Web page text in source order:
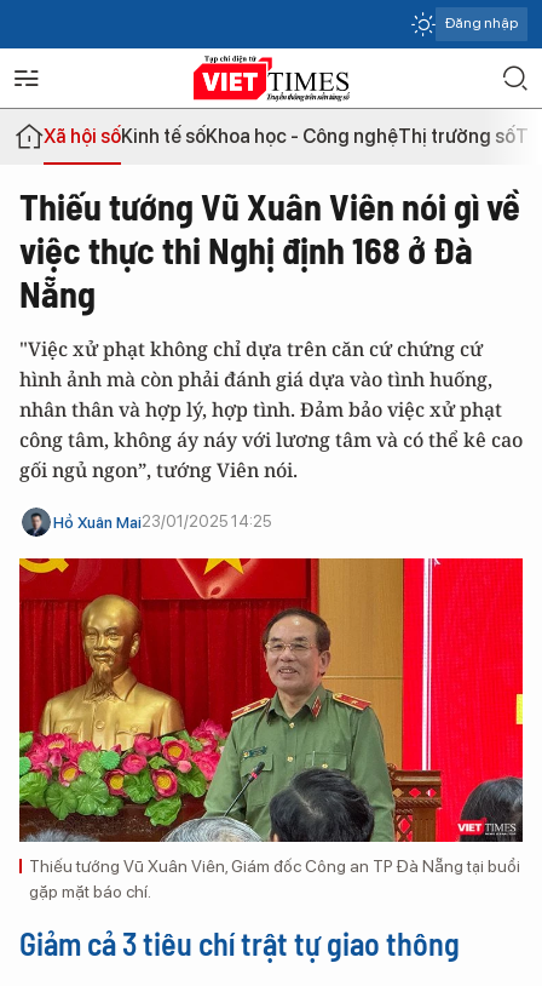
Đăng nhập
Xã hội sốKinh tế sốKhoa học - Công nghệThị trường số
Thiếu tướng Vũ Xuân Viên nói gì về
việc thực thi Nghị định 168 ở Đà
Nẵng
"Việc xử phạt không chỉ dựa trên căn cứ chứng cứ
hình ảnh mà còn phải đánh giá dựa vào tình huống,
nhân thân và hợp lý, hợp tình. Đảm bảo việc xử phạt
công tâm, không áy náy với lương tâm và có thể kê cao
gối ngủ ngon”, tướng Viên nói.
Hồ Xuân Mai23/01/2025 14:25
Thiếu tướng Vũ Xuân Viên, Giám đốc Công an TP Đà Nẵng tại buổi
gặp mặt báo chí.
Giảm cả 3 tiêu chí trật tự giao thông